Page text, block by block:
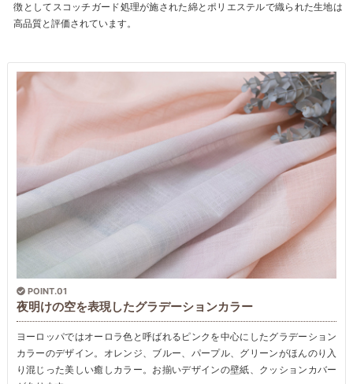
徴としてスコッチガード処理が施された綿とポリエステルで織られた生地は
高品質と評価されています。
POINT.01
夜明けの空を表現したグラデーションカラー
ヨーロッパではオーロラ色と呼ばれるピンクを中心にしたグラデーション
カラーのデザイン。オレンジ、ブルー、パープル、グリーンがほんのり入
り混じった美しい癒しカラー。お揃いデザインの壁紙、クッションカバー